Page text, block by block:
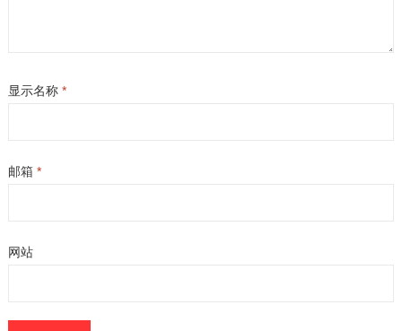
显示名称 *
邮箱 *
网站